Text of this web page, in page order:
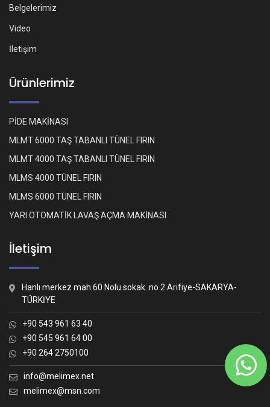
Belgelerimiz
Video
İletişim
Ürünlerimiz
PİDE MAKİNASI
MLMT 6000 TAŞ TABANLI TÜNEL FIRIN
MLMT 4000 TAŞ TABANLI TÜNEL FIRIN
MLMS 4000 TÜNEL FIRIN
MLMS 6000 TÜNEL FIRIN
YARI OTOMATİK LAVAŞ AÇMA MAKİNASI
İletişim
Hanlı merkez mah.60 Nolu sokak. no 2 Arifiye-SAKARYA-
TÜRKİYE
+90 543 961 63 40
+90 545 961 64 00
+90 264 2750100
info@melimex.net
melimex@msn.com
Nasıl yardımcı olabiliriz?